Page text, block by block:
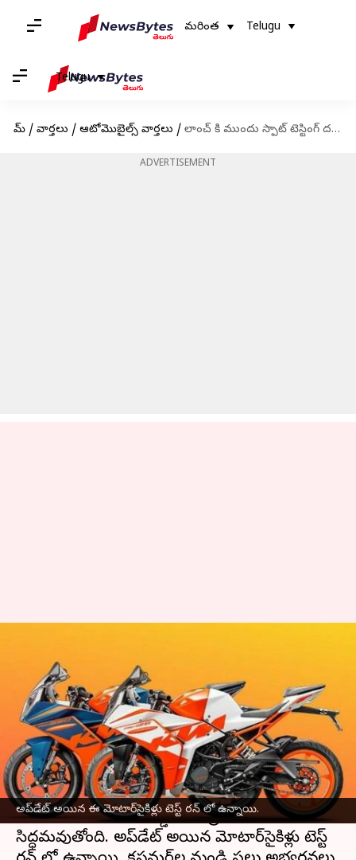
మరింత Telugu
Telugu
హోమ్ / వార్తలు / ఆటోమొబైల్స్ వార్తలు / లాంచ్ కి ముందు స్పాట్ టెస్టింగ్ దశలో ఉన్న 2024 RC 125, 390 KTM బైక్స్
ADVERTISEMENT
అప్‌డేట్ అయిన ఈ మోటార్‌సైకిళ్లు టెస్ట్ రన్ లో ఉన్నాయి.
ఉన్న 2024 RC 125, 390 KTM
బైక్స్
వ్రాసిన వారు Nishkala Sathivada Jan 25, 2023 06:23 pm
ఈ వార్తాకథనం ఏంటి
బైక్ తయారీ సంస్థ KTM గ్లోబల్ మార్కెట్‌ల కోసం RC
125, RC 390 2024 అప్డేట్ ను ప్రకటించడానికి
సిద్ధమవుతోంది. అప్‌డేట్ అయిన మోటార్‌సైకిళ్లు టెస్ట్